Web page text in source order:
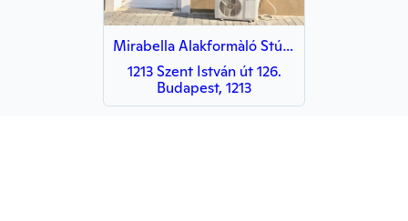
Mirabella Alakformàló Stúdió
1213 Szent István út 126.
Budapest, 1213